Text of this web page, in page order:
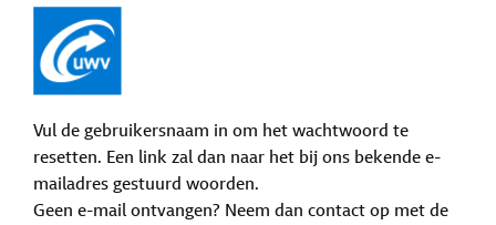
Vul de gebruikersnaam in om het wachtwoord te
resetten. Een link zal dan naar het bij ons bekende e-
mailadres gestuurd woorden.
Geen e-mail ontvangen? Neem dan contact op met de